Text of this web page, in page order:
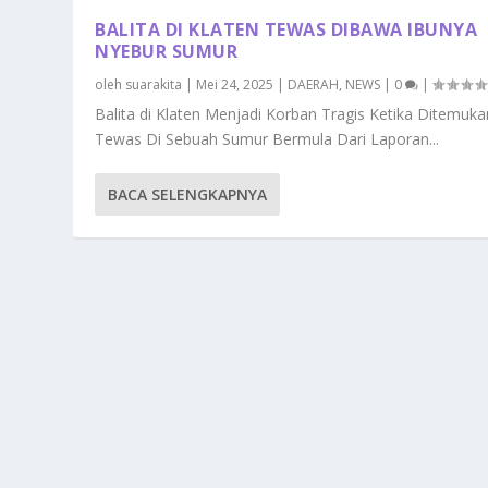
BALITA DI KLATEN TEWAS DIBAWA IBUNYA
NYEBUR SUMUR
oleh suarakita | Mei 24, 2025 | DAERAH, NEWS | 0 |
Balita di Klaten Menjadi Korban Tragis Ketika
Tewas Di Sebuah Sumur Bermula Dari Laporan...
BACA SELENGKAPNYA